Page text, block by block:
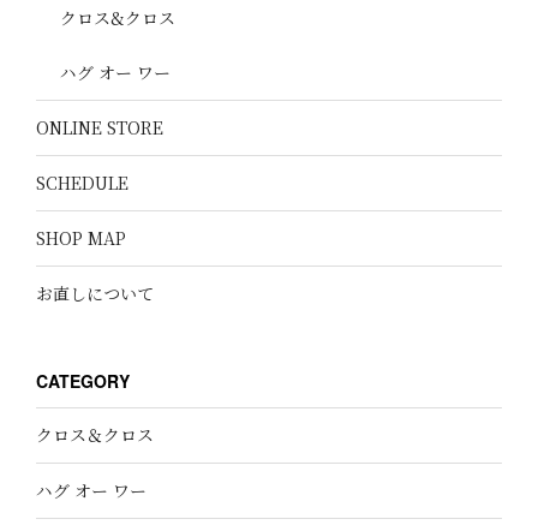
クロス&クロス
ハグ オー ワー
ONLINE STORE
SCHEDULE
SHOP MAP
お直しについて
CATEGORY
クロス＆クロス
ハグ オー ワー